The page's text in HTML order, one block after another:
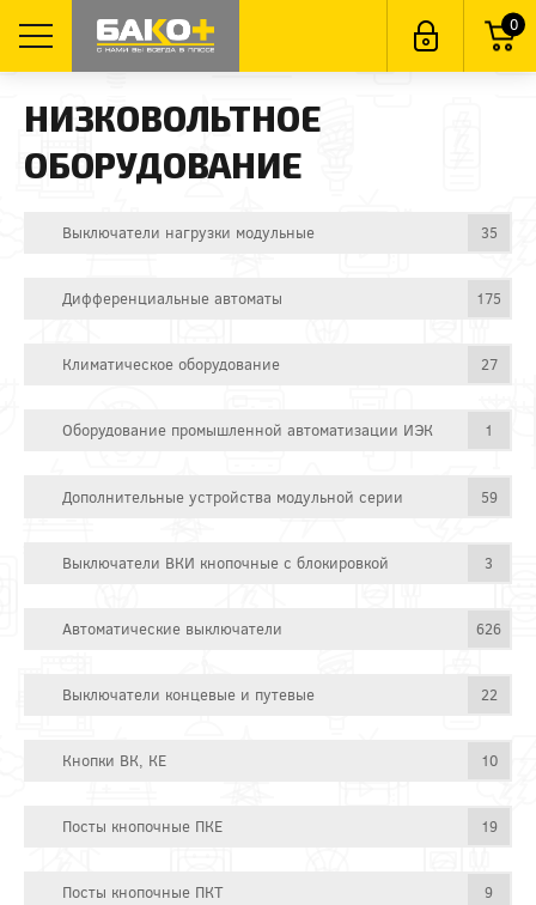
0
НИЗКОВОЛЬТНОЕ
ОБОРУДОВАНИЕ
Выключатели нагрузки модульные 35
Дифференциальные автоматы 175
Климатическое оборудование 27
Оборудование промышленной автоматизации ИЭК 1
Дополнительные устройства модульной серии 59
Выключатели ВКИ кнопочные с блокировкой 3
Автоматические выключатели 626
Выключатели концевые и путевые 22
Кнопки ВК, КЕ 10
Посты кнопочные ПКЕ 19
Посты кнопочные ПКТ 9